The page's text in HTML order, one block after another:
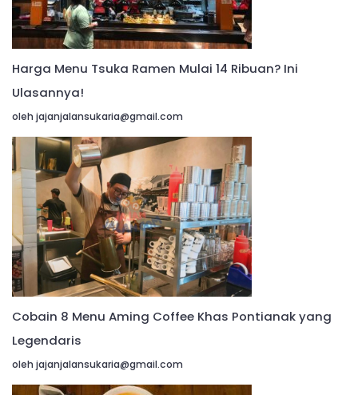
Harga Menu Tsuka Ramen Mulai 14 Ribuan? Ini
Ulasannya!
oleh jajanjalansukaria@gmail.com
Cobain 8 Menu Aming Coffee Khas Pontianak yang
Legendaris
oleh jajanjalansukaria@gmail.com